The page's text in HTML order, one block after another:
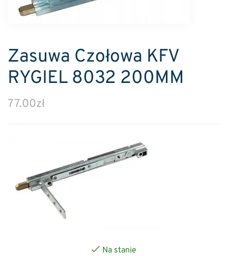
Zasuwa Czołowa KFV
RYGIEL 8032 200MM
77.00zł
Na stanie